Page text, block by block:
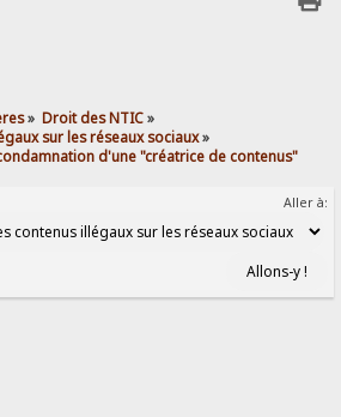
» Droit des NTIC»
sur les réseaux sociaux»
d'une "créatrice de contenus"
Aller à: